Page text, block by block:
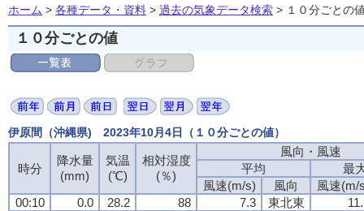
ホーム > 各種データ・資料 > 過去の気象データ検索 > １０分ごとの
１０分ごとの値
伊原間（沖縄県) 2023年10月4日（１０分ごとの値）
時分
降水量
(mm)
気温
(℃)
相対湿度
(％)
風向・風速
平均
最
風速(m/s)
風向
風速(m/
00:10
0.0 28.2 88 7.3 東北東